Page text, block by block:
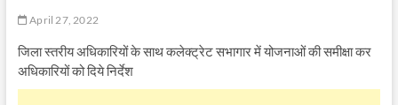
April 27, 2022
जिला स्तरीय अधिकारियों के साथ कलेक्ट्रेट सभागार में योजनाओं की समीक्षा कर
अधिकारियों को दिये निर्देश